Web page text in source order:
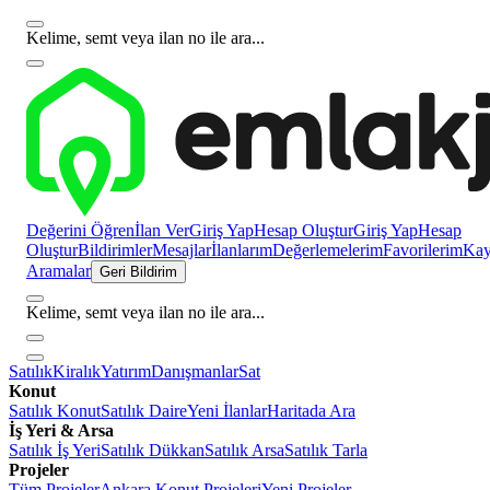
Kelime, semt veya ilan no ile ara...
Değerini Öğrenİlan VerGiriş YapHesap OluşturGiriş YapHesap
OluşturBildirimlerMesajlarİlanlarımDeğerlemelerimFavorilerim
Aramalar Geri Bildirim
Kelime, semt veya ilan no ile ara...
SatılıkKiralıkYatırımDanışmanlarSat
Konut
Satılık KonutSatılık DaireYeni İlanlarHaritada Ara
İş Yeri & Arsa
Satılık İş YeriSatılık DükkanSatılık ArsaSatılık Tarla
Projeler